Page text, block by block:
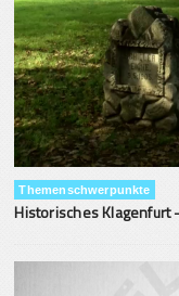
Themenschwerpunkte
Historisches Klagenfurt